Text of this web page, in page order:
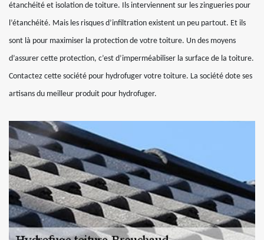
étanchéité et isolation de toiture. Ils interviennent sur les zingueries pour
l’étanchéité. Mais les risques d’infiltration existent un peu partout. Et ils
sont là pour maximiser la protection de votre toiture. Un des moyens
d’assurer cette protection, c’est d’imperméabiliser la surface de la toiture.
Contactez cette société pour hydrofuger votre toiture. La société dote ses
artisans du meilleur produit pour hydrofuger.